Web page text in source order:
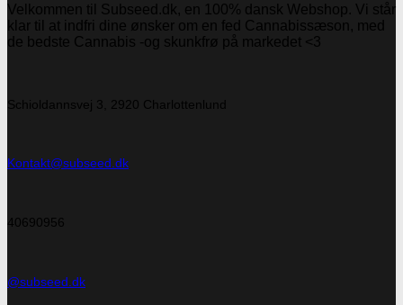
Velkommen til Subseed.dk, en 100% dansk Webshop. Vi står
klar til at indfri dine ønsker om en fed Cannabissæson, med
de bedste Cannabis -og skunkfrø på markedet <3
Schioldannsvej 3, 2920 Charlottenlund
Kontakt@subseed.dk
40690956
@subseed.dk